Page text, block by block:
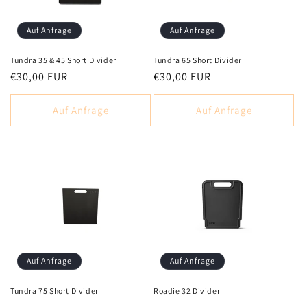
Auf Anfrage
Tundra 35 & 45 Short Divider
Normaler
Preis
€30,00 EUR
Auf Anfrage
Auf Anfrage
Tundra 65 Short Divider
Normaler
Preis
€30,00 EUR
Auf Anfrage
Auf Anfrage
Tundra 75 Short Divider
Auf Anfrage
Roadie 32 Divider